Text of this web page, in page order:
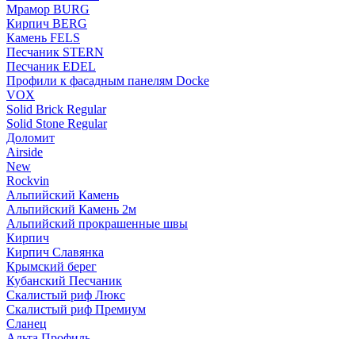
Мрамор BURG
Кирпич BERG
Камень FELS
Пес­ча­ник STERN
Пес­ча­ник EDEL
Профили к фасадным панелям Docke
VOX
Solid Brick Regular
Solid Stone Regular
Доломит
Airside
New
Rockvin
Альпийский Камень
Альпийский Камень 2м
Альпийский прокрашенные швы
Кирпич
Кирпич Славянка
Крымский берег
Кубанский Песчаник
Скалистый риф Люкс
Скалистый риф Премиум
Сланец